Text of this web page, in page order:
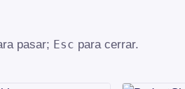
pasar; Esc para cerrar.